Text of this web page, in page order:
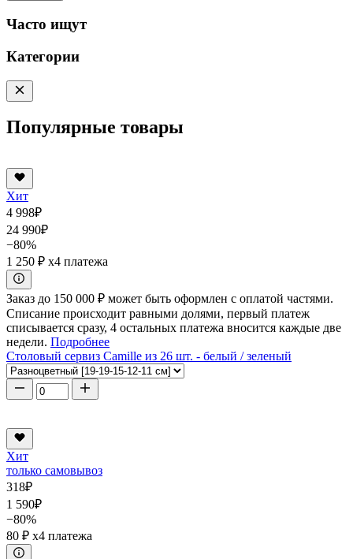
Часто ищут
Категории
Популярные товары
Хит
4 998₽
24 990₽
−80%
1 250 ₽ x4 платежа
Заказ до 150 000 ₽ может быть оформлен с оплатой частями.
Списание происходит равными долями, первый платеж
списывается сразу, 4 остальных платежа вносится каждые две
недели. Подробнее
Столовый сервиз Camille из 26 шт. - белый / зеленый
Хит
только самовывоз
318₽
1 590₽
−80%
80 ₽ x4 платежа